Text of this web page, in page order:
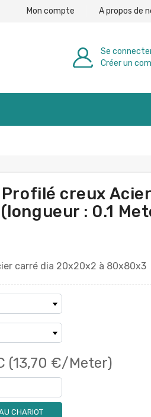
Mon compte A propos de
Se
Créer un
creux
: 0.1
carré dia 20x20x2 à 80x80x3
(13,70 €/Meter)
CHARIOT